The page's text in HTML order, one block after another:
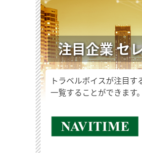
注目企業 セ
トラベルボイスが注目
一覧することができます。